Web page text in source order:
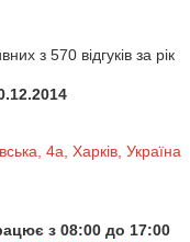
з 570 відгуків за рік
4а, Харків, Україна
з 08:00 до 17:00